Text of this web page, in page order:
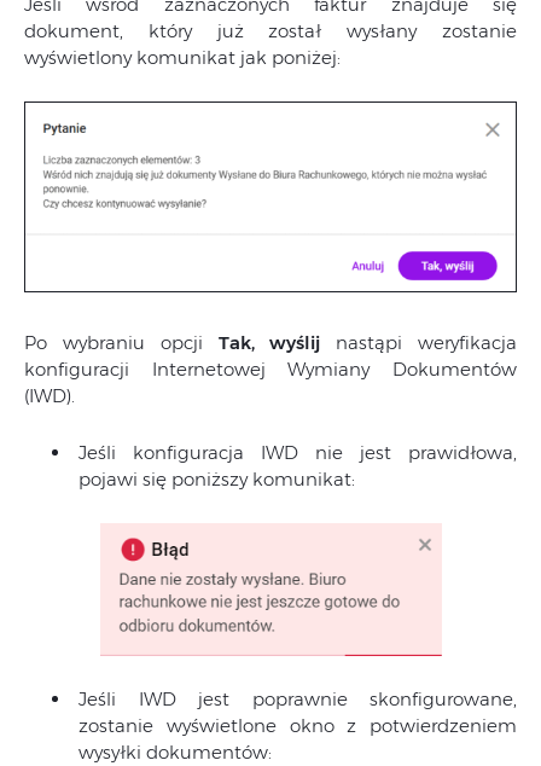
dokument, który już został wysłany zostanie
wyświetlony komunikat jak poniżej:
Po wybraniu opcji Tak, wyślij nastąpi weryfikacja
konfiguracji Internetowej Wymiany Dokumentów
(IWD).
Jeśli konfiguracja IWD nie jest prawidłowa,
pojawi się poniższy komunikat:
Jeśli IWD jest poprawnie skonfigurowane,
zostanie wyświetlone okno z potwierdzeniem
wysyłki dokumentów: